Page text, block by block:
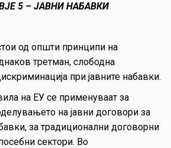
5 – ЈАВНИ НАБАВКИ
од општи принципи на
третман, слободна
при јавните набавки.
на ЕУ се применуваат за
на јавни договори за
за традиционални договорни
сектори. Во